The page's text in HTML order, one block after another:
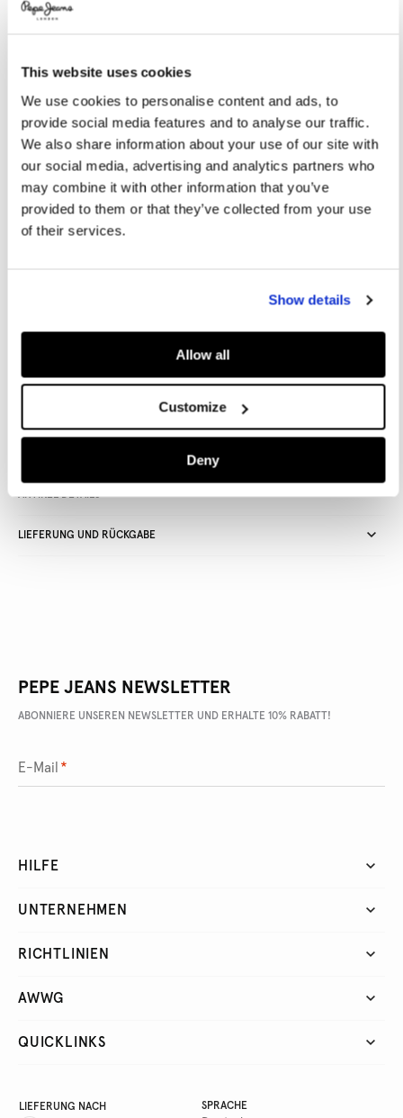
This website uses cookies
We use cookies to personalise content and ads, to
provide social media features and to analyse our traffic.
We also share information about your use of our site with
our social media, advertising and analytics partners who
may combine it with other information that you’ve
provided to them or that they’ve collected from your use
of their services.
Show details
Allow all
Customize
Deny
GRÖßE AUSWÄHLEN:
29 30 31
34
30 32
Model trägt: Größe des Models:
im Store
ARTIKEL DETAILS
LIEFERUNG UND RÜCKGABE
PEPE JEANS NEWSLETTER
ABONNIERE UNSEREN NEWSLETTER UND ERHALTE 10% RABATT!
E-Mail *
HILFE
UNTERNEHMEN
RICHTLINIEN
AWWG
QUICKLINKS
LIEFERUNG NACH SPRACHE